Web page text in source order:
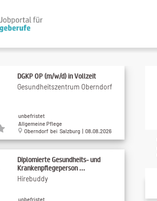
DGKP OP (m/w/d) in Vollzeit
Gesundheitszentrum Oberndorf
unbefristet
Allgemeine Pflege
Oberndorf bei Salzburg | 08.08.2026
Diplomierte Gesundheits- und
Krankenpflegeperson ...
Hirebuddy
unbefristet